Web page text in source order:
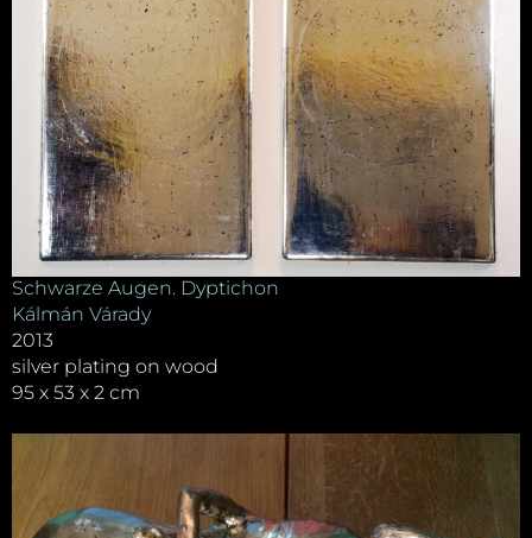
Schwarze Augen. Dyptichon
Kálmán Várady
2013
silver plating on wood
95 x 53 x 2 cm